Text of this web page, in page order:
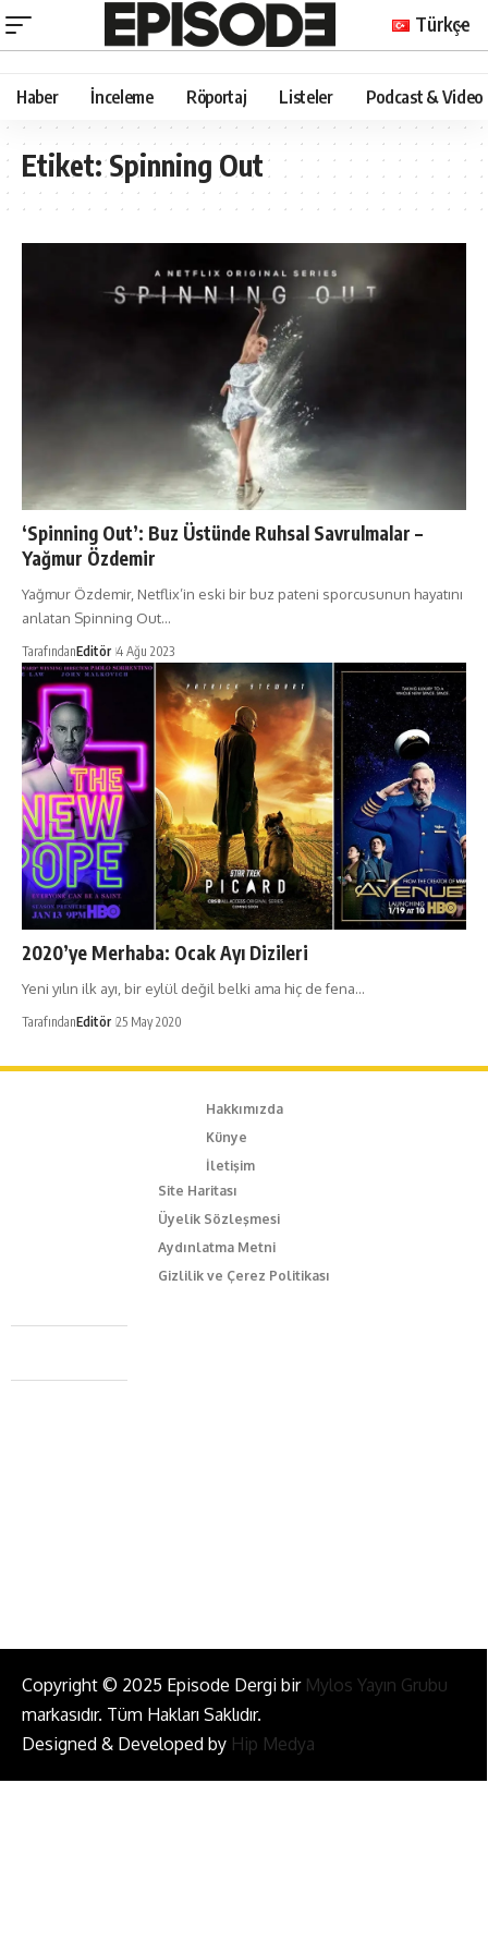
Türkçe
Haber İnceleme Röportaj Listeler Podcast & Video
Etiket:Spinning Out
‘Spinning Out’: Buz Üstünde Ruhsal Savrulmalar –
Yağmur Özdemir
Yağmur Özdemir, Netflix’in eski bir buz pateni sporcusunun hayatını
anlatan Spinning Out…
TarafındanEditör 4 Ağu 2023
2020’ye Merhaba: Ocak Ayı Dizileri
Yeni yılın ilk ayı, bir eylül değil belki ama hiç de fena…
TarafındanEditör 25 May 2020
Hakkımızda
Künye
İletişim
Site Haritası
Üyelik Sözleşmesi
Aydınlatma Metni
Gizlilik ve Çerez Politikası
Caferağa Mah. Dr. Şakir Paşa Sok. No3/A Kadıköy İstanbul
+90 543 345 46 00
Copyright © 2025 Episode Dergi bir Mylos Yayın Grubu
markasıdır. Tüm Hakları Saklıdır.
Designed & Developed by Hip Medya